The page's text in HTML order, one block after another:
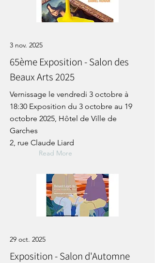
3 nov. 2025
65ème Exposition - Salon des
Beaux Arts 2025
Vernissage le vendredi 3 octobre à
18:30 Exposition du 3 octobre au 19
octobre 2025, Hôtel de Ville de
Garches
2, rue Claude Liard
Read More
29 oct. 2025
Exposition - Salon d'Automne